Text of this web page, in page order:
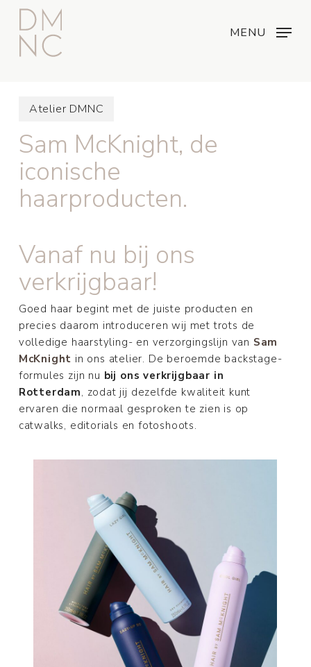
Skip
main
content
MENU
Atelier DMNC
Sam McKnight, de
iconische
haarproducten.
Vanaf nu bij ons
verkrijgbaar!
Goed haar begint met de juiste producten en
precies daarom introduceren wij met trots de
volledige haarstyling- en verzorgingslijn van Sam
McKnight in ons atelier. De beroemde backstage-
formules zijn nu bij ons verkrijgbaar in
Rotterdam, zodat jij dezelfde kwaliteit kunt
ervaren die normaal gesproken te zien is op
catwalks, editorials en foto­shoots.